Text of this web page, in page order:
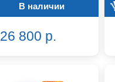
В наличии
26 800 р.